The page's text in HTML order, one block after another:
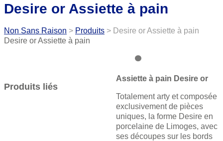
Desire or Assiette à pain
Non Sans Raison > Produits > Desire or Assiette à pain
Desire or Assiette à pain
Assiette à pain Desire or
Totalement arty et composée
exclusivement de pièces
uniques, la forme Desire en
porcelaine de Limoges, avec
ses découpes sur les bords
Produits liés